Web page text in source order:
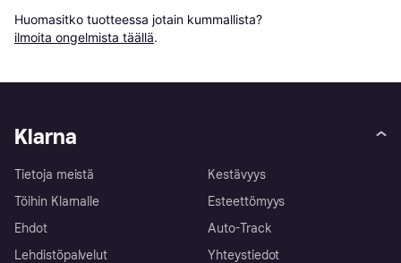
Huomasitko tuotteessa jotain kummallista?
ilmoita ongelmista täällä.
Klarna
Tietoja meistä
Töihin Klarnalle
Ehdot
Lehdistöpalvelut
Kestävyys
Esteettömyys
Auto-Track
Yhteystiedot